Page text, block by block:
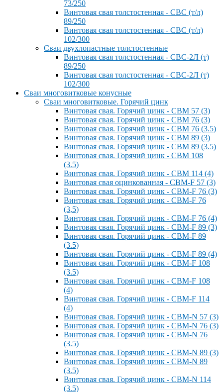
73/250
Винтовая свая толстостенная - СВС (т/л)
89/250
Винтовая свая толстостенная - СВС (т/л)
102/300
Сваи двухлопастные толстостенные
Винтовая свая толстостенная - СВС-2Л (т)
89/250
Винтовая свая толстостенная - СВС-2Л (т)
102/300
Сваи многовитковые конусные
Сваи многовитковые. Горячий цинк
Винтовая свая. Горячий цинк - СВМ 57 (3)
Винтовая свая. Горячий цинк - СВМ 76 (3)
Винтовая свая. Горячий цинк - СВМ 76 (3.5)
Винтовая свая. Горячий цинк - СВМ 89 (3)
Винтовая свая. Горячий цинк - СВМ 89 (3.5)
Винтовая свая. Горячий цинк - СВМ 108
(3.5)
Винтовая свая. Горячий цинк - СВМ 114 (4)
Винтовая свая оцинкованная - СВМ-F 57 (3)
Винтовая свая. Горячий цинк - СВМ-F 76 (3)
Винтовая свая. Горячий цинк - СВМ-F 76
(3,5)
Винтовая свая. Горячий цинк - СВМ-F 76 (4)
Винтовая свая. Горячий цинк - СВМ-F 89 (3)
Винтовая свая. Горячий цинк - СВМ-F 89
(3.5)
Винтовая свая. Горячий цинк - СВМ-F 89 (4)
Винтовая свая. Горячий цинк - СВМ-F 108
(3.5)
Винтовая свая. Горячий цинк - СВМ-F 108
(4)
Винтовая свая. Горячий цинк - СВМ-F 114
(4)
Винтовая свая. Горячий цинк - СВМ-N 57 (3)
Винтовая свая. Горячий цинк - СВМ-N 76 (3)
Винтовая свая. Горячий цинк - СВМ-N 76
(3.5)
Винтовая свая. Горячий цинк - СВМ-N 89 (3)
Винтовая свая. Горячий цинк - СВМ-N 89
(3.5)
Винтовая свая. Горячий цинк - СВМ-N 114
(3.5)